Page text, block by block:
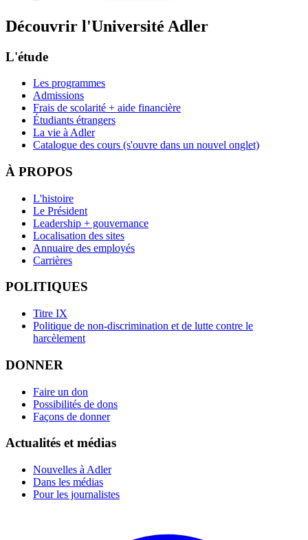
Découvrir l'Université Adler
L'étude
Les programmes
Admissions
Frais de scolarité + aide financière
Étudiants étrangers
La vie à Adler
Catalogue des cours (s'ouvre dans un nouvel onglet)
À PROPOS
L'histoire
Le Président
Leadership + gouvernance
Localisation des sites
Annuaire des employés
Carrières
POLITIQUES
Titre IX
Politique de non-discrimination et de lutte contre le
harcèlement
DONNER
Faire un don
Possibilités de dons
Façons de donner
Actualités et médias
Nouvelles à Adler
Dans les médias
Pour les journalistes